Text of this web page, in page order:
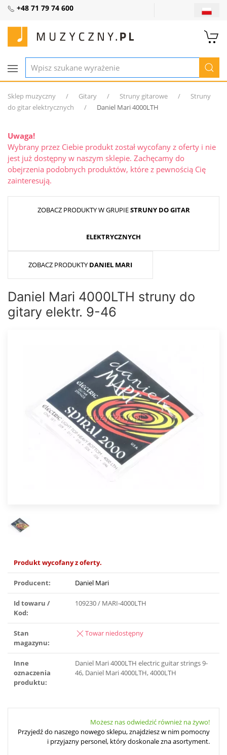
+48 71 79 74 600
Sklep muzyczny Gitary Struny gitarowe
Struny
do gitar elektrycznych
Daniel Mari 4000LTH
Uwaga!
Wybrany przez Ciebie produkt został wycofany z oferty i nie
jest już dostępny w naszym sklepie. Zachęcamy do
obejrzenia podobnych produktów, które z pewnością Cię
zainteresują.
ZOBACZ PRODUKTY W GRUPIESTRUNY DO GITAR
ELEKTRYCZNYCH
ZOBACZ PRODUKTY DANIEL MARI
Daniel Mari 4000LTH struny do
gitary elektr. 9-46
Produkt wycofany z oferty.
Producent: Daniel Mari
Id towaru /
Kod:
109230 / MARI-4000LTH
Stan
magazynu:
Towar niedostępny
Inne
oznaczenia
produktu:
Daniel Mari 4000LTH electric guitar strings 9-
46, Daniel Mari 4000LTH, 4000LTH
Możesz nas odwiedzić również na żywo!
Przyjedź do naszego nowego sklepu, znajdziesz w nim pomocny
i przyjazny personel, który doskonale zna asortyment.